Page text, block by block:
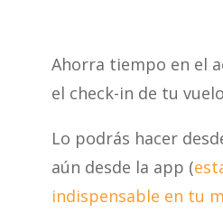
Ahorra tiempo en el
el check-in de tu
Lo podrás hacer
aún desde la app (
indispensable en tu